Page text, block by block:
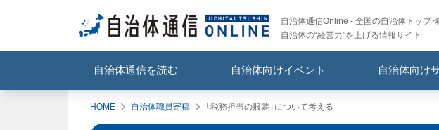
自治体通信Online - 全国の自治体トップ・
自治体の“経営力”を上げる情報サイト
自治体通信を読む 自治体向けイベント 自治体向け
HOME 自治体職員寄稿 「税務担当の服装」について考える